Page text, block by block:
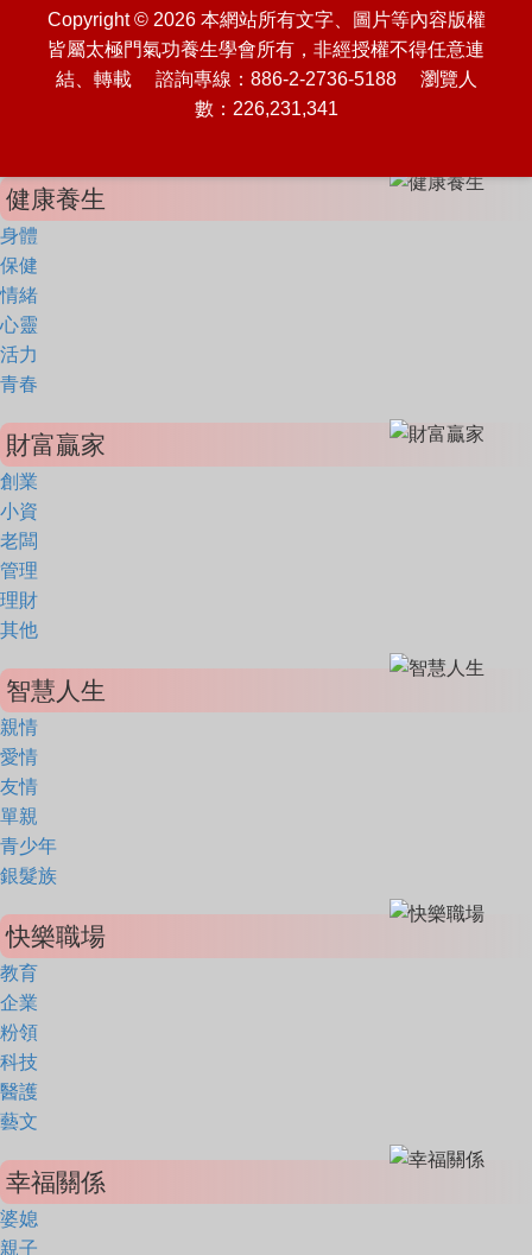
Copyright © 2026 本網站所有文字、圖片等內容版權
皆屬太極門氣功養生學會所有，非經授權不得任意連
結、轉載 諮詢專線：886-2-2736-5188 瀏覽人
數：226,231,341
健康養生
身體
保健
情緒
心靈
活力
青春
財富贏家
創業
小資
老闆
管理
理財
其他
智慧人生
親情
愛情
友情
單親
青少年
銀髮族
快樂職場
教育
企業
粉領
科技
醫護
藝文
幸福關係
婆媳
親子